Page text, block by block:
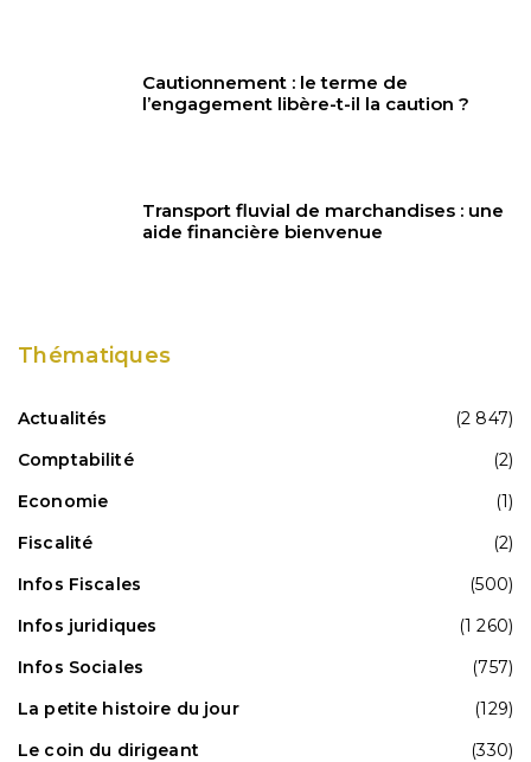
Cautionnement : le terme de
l’engagement libère-t-il la caution ?
Transport fluvial de marchandises : une
aide financière bienvenue
Thématiques
Actualités
(2 847)
Comptabilité
(2)
Economie
(1)
Fiscalité
(2)
Infos Fiscales
(500)
Infos juridiques
(1 260)
Infos Sociales
(757)
La petite histoire du jour
(129)
Le coin du dirigeant
(330)